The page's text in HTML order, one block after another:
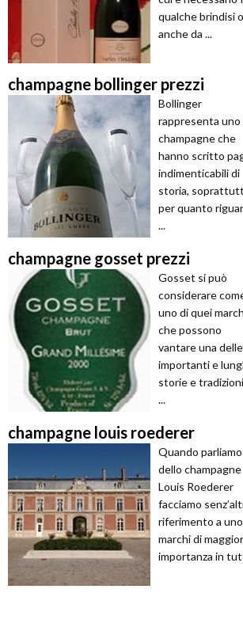
qualche brindisi o
anche da ...
champagne bollinger prezzi
Bollinger
rappresenta uno
champagne che
hanno scritto
indimenticabili di
storia,
per quanto
...
champagne gosset prezzi
Gosset si può
considerare
uno di quei
che possono
vantare una
importanti e
storie e
...
champagne louis roederer
Quando parliamo
dello champagne
Louis Roederer
facciamo
riferimento a
marchi di
importanza in tut